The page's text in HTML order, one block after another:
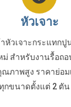
หัวเจาะ
าหัวเจาะกระแทก
ม่ สำหรับงานรื้อถ
ณภาพสูง ราคาย่อม
กขนาดตั้งแต่ 2 ตัน